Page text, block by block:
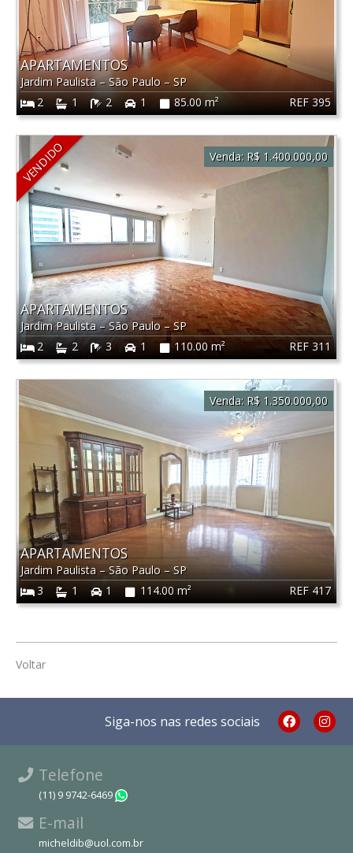
REF 395
APARTAMENTOS
Jardim Paulista–São Paulo–SP
2
1 2 1 85.00 m²
VENDIDO
REF 311
APARTAMENTOS
Jardim Paulista–São Paulo–SP
2
2 3 1 110.00 m²
Venda: R$ 1.400.000,00
REF 417
APARTAMENTOS
Jardim Paulista–São Paulo–SP
3
1 1 114.00 m²
Venda: R$ 1.350.000,00
Voltar
Siga-nos nas redes sociais
Telefone
(11) 9 9742-6469
E-mail
micheldib@uol.com.br